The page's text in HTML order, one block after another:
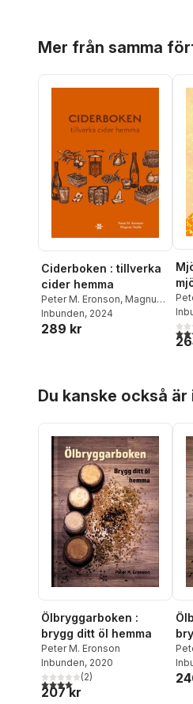
Mer från samma
Ciderboken : tillverka
cider hemma
Peter M. Eronson, Magnus
Vasilis
Inbunden, 2024
289 kr
5,0
Du kanske också
Ölbryggarboken :
brygg ditt öl hemma
Peter M. Eronson
Inbunden, 2020
4,0utav 5 stjärnor. Totalt antal
(2)
207 kr